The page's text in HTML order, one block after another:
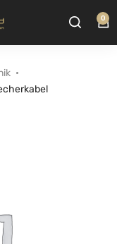
0